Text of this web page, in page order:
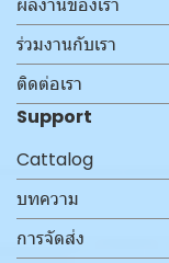
ร่วมงานกับเรา
ติดต่อเรา
Support
Cattalog
บทความ
การจัดส่ง